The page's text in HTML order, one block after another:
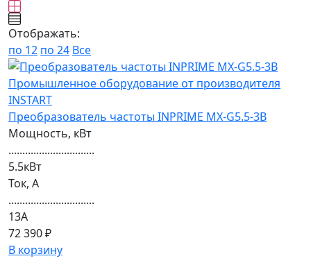
Отображать:
по 12 по 24 Все
Преобразователь частоты INPRIME MX-G5.5-3B
Мощность, кВт
...............................
5.5кВт
Ток, А
...............................
13А
72 390 ₽
В корзину